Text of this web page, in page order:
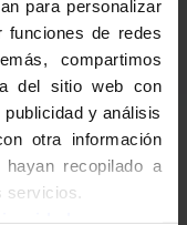
para personalizar
funciones de redes
compartimos
del sitio web con
y análisis
otra información
recopilado a
servicios.